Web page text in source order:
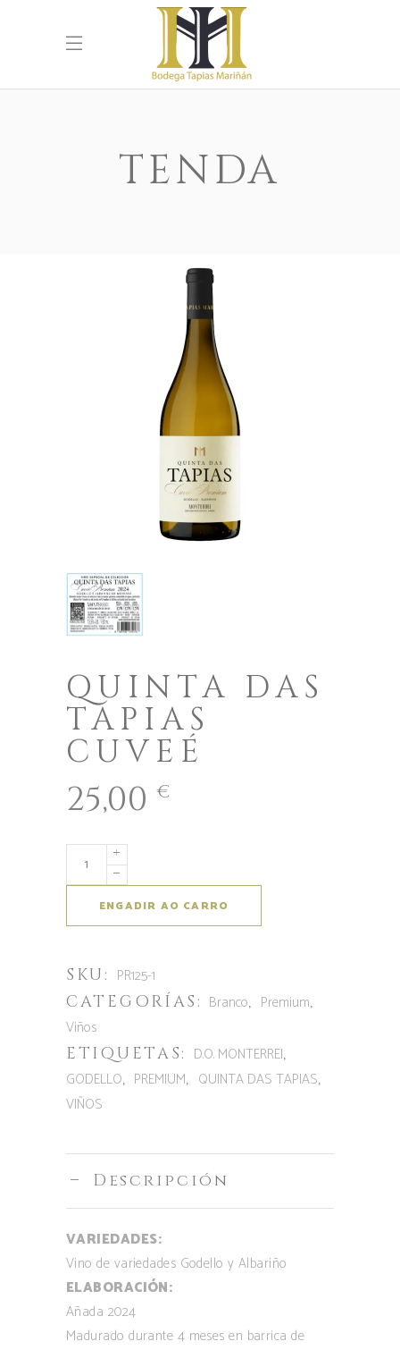
TENDA
QUINTA DAS
TAPIAS
CUVEÉ
25,00€
Aumentar
a
cantidade
de
das
Tapias
Cuveé
ENGADIR AO CARRO
SKU: PR125-1
CATEGORÍAS: Branco, Premium,
Viños
ETIQUETAS: D.O. MONTERREI,
GODELLO, PREMIUM, QUINTA DAS TAPIAS,
VIÑOS
Descripción
VARIEDADES:
Vino de variedades Godello y Albariño
ELABORACIÓN:
Añada 2024
Madurado durante 4 meses en barrica de